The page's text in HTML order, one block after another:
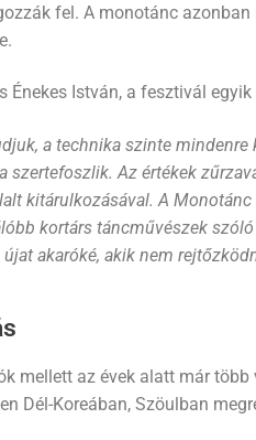
fel. A monotánc
Énekes István, a fesztivál
a technika szinte
szertefoszlik. Az értékek
kitárulkozásával. A
kortárs táncművészek
akaróké, akik nem
mellett az évek alatt már
Dél-Koreában, Szöulban